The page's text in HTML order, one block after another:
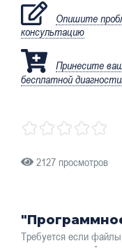
Опишите
консультацию
Принесите
бесплатной
2127 просмотров
Требуется если